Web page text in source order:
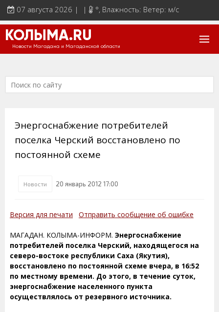
07 августа 2026 | | °, Влажность: Ветер: м/с
КОЛЫМА.RU
Новости Магадана и Магаданской области
Энергоснабжение потребителей
поселка Черский восстановлено по
постоянной схеме
Новости 20 январь 2012 17:00
Версия для печати Отправить сообщение об ошибке
МАГАДАН. КОЛЫМА-ИНФОРМ. Энергоснабжение
потребителей поселка Черский, находящегося на
северо-востоке республики Саха (Якутия),
восстановлено по постоянной схеме вчера, в 16:52
по местному времени. До этого, в течение суток,
энергоснабжение населенного пункта
осуществлялось от резервного источника.